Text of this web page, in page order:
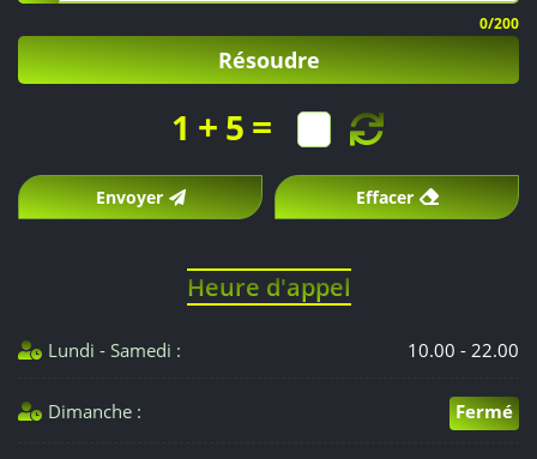
est
proposé
€
000
€.
0/200
Résoudre
1 + 5 =
Envoyer Effacer
Heure d'appel
Lundi - Samedi : 10.00 - 22.00
Dimanche : Fermé